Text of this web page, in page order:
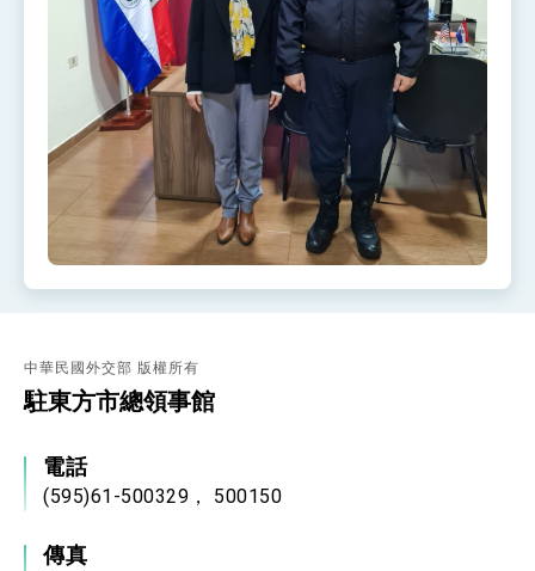
賴總統就職演說影片
總統重要談話
外交部重要言論
我國政府將在美國亞利桑納州設立「駐鳳凰城辦
事處」，進一步深化台美交流合作
中華民國外交部 版權所有
駐東方市總領事館
電話
(595)61-500329， 500150
傳真